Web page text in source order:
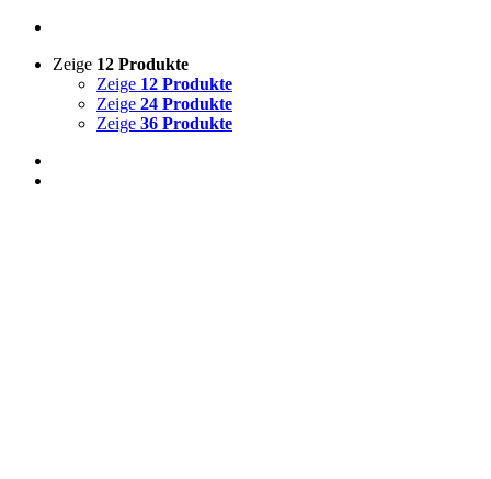
Zeige 12 Produkte
Zeige 12 Produkte
Zeige 24 Produkte
Zeige 36 Produkte